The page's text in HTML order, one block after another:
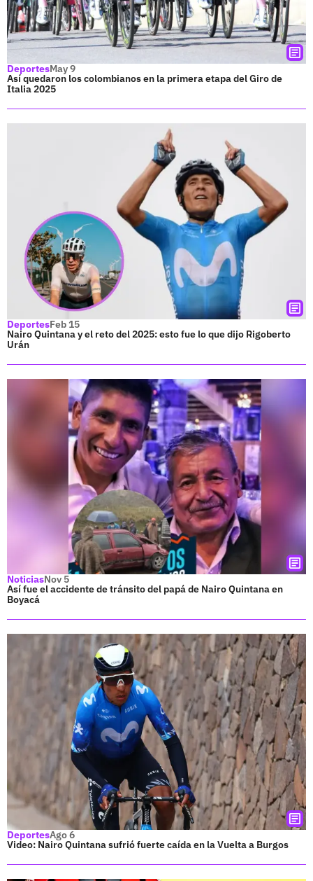
DeportesMay 9
Así quedaron los colombianos en la primera etapa del Giro de
Italia 2025
DeportesFeb 15
Nairo Quintana y el reto del 2025: esto fue lo que dijo Rigoberto
Urán
NoticiasNov 5
Así fue el accidente de tránsito del papá de Nairo Quintana en
Boyacá
DeportesAgo 6
Video: Nairo Quintana sufrió fuerte caída en la Vuelta a Burgos